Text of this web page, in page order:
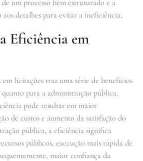
um processo bem estruturado e a
aos detalhes para evitar a ineficiência.
Eficiência em
licitações traz uma série de benefícios
quanto para a administração pública.
pode resultar em maior
de custos e aumento da satisfação do
pública, a eficiência significa
públicos, execução mais rápida de
maior confiança da